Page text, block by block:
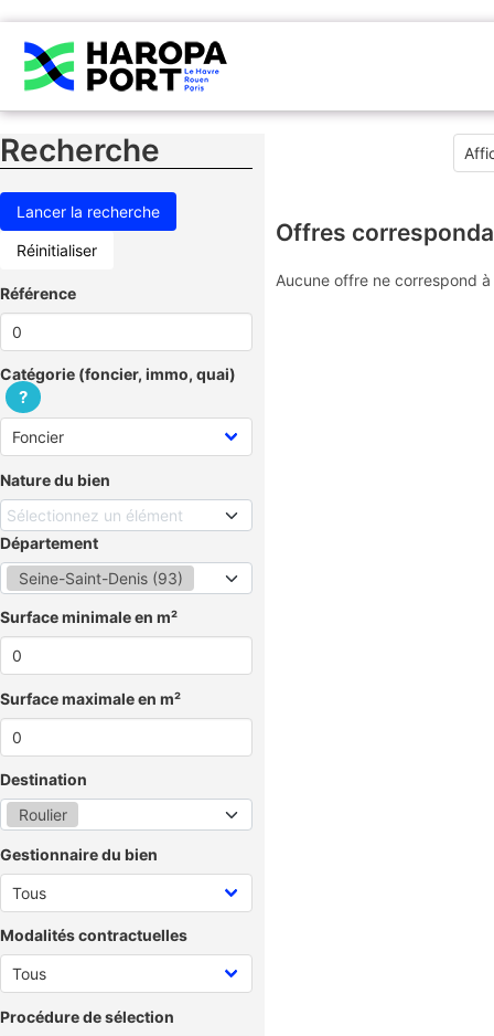
Recherche
Réinitialiser
Référence
Catégorie (foncier, immo, quai)
?
Nature du bien
Sélectionnez un élément
Département
Seine-Saint-Denis (93)
Surface minimale en m²
Surface maximale en m²
Destination
Roulier
Gestionnaire du bien
Modalités contractuelles
Procédure de sélection
Offres
Aucune offre ne correspond